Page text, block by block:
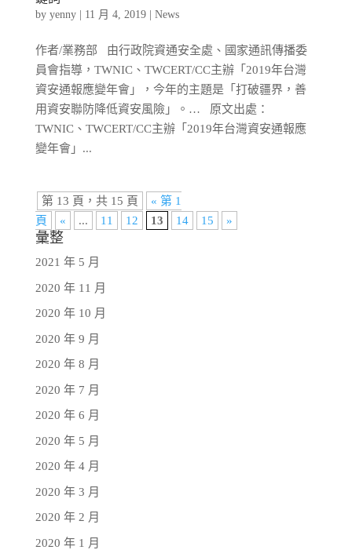
by yenny| 11 月 4, 2019| News
作者/業務部 由行政院資通安全處、國家通訊傳播委
員會指導，TWNIC、TWCERT/CC主辦「2019年台灣
資安通報應變年會」，今年的主題是「打破疆界，善
用資安聯防降低資安風險」。… 原文出處：
TWNIC、TWCERT/CC主辦「2019年台灣資安通報應
變年會」...
第 13 頁，共 15 頁
« 第 1
頁
« ... 11 12 13 14 15 »
彙整
2021 年 5 月
2020 年 11 月
2020 年 10 月
2020 年 9 月
2020 年 8 月
2020 年 7 月
2020 年 6 月
2020 年 5 月
2020 年 4 月
2020 年 3 月
2020 年 2 月
2020 年 1 月